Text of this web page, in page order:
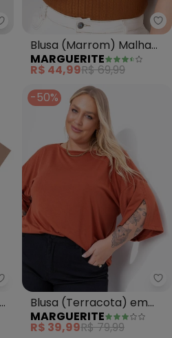
Glam - Blusa Feminina
Blusa (Marrom) Malha
Texturizada
MARGUERITE
R$ 44,99R$ 69,99
Glam - Blusa Feminina
-50%
Blusa (Terracota) em
Meia Malha
MARGUERITE
R$ 39,99R$ 79,99